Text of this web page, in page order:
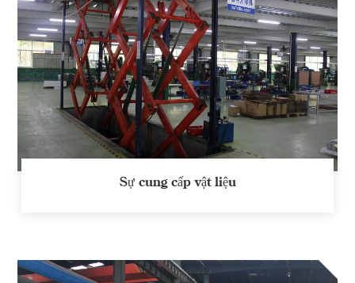
Sự cung cấp vật liệu